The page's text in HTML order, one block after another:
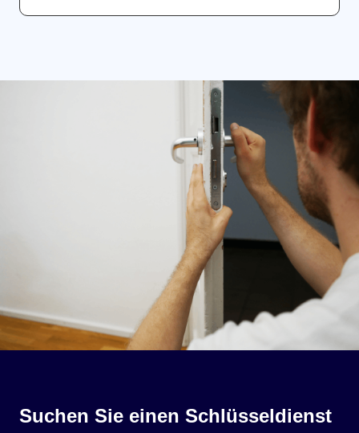
Suchen Sie einen Schlüsseldienst